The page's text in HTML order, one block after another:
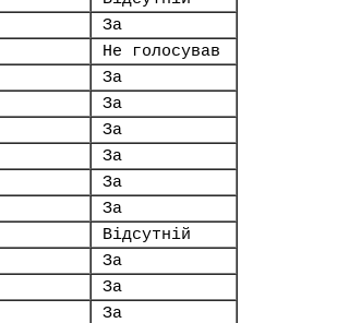
За
Не голосував
За
За
За
За
За
За
Відсутній
За
За
За